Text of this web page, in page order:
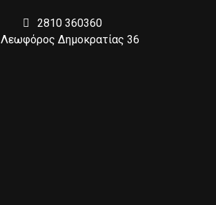
2810 360360
Λεωφόρος Δημοκρατίας 36